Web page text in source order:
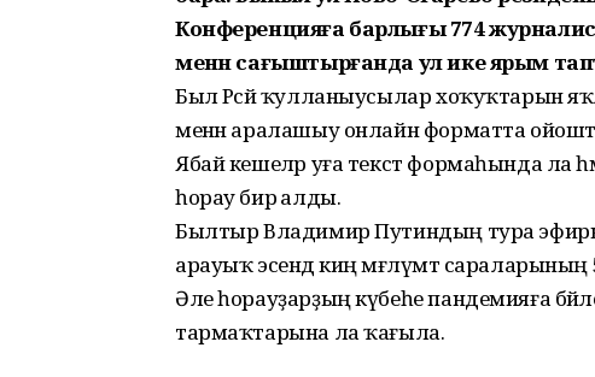
Конференцияға барлығы 774
менән сағыштырғанда ул ике ярым
Был Рәсәй ҡулланыусылар хоҡуҡтарын
менән аралашыу онлайн форматта
Ябай кешеләр уға текст формаһында ла
һорау бирә алды.
Былтыр Владимир Путиндың тура эфиры 4
арауыҡ эсендә киң мәғлүмәт сараларының
Әле һорауҙарҙың күбеһе пандемияға
тармаҡтарына ла ҡағыла.